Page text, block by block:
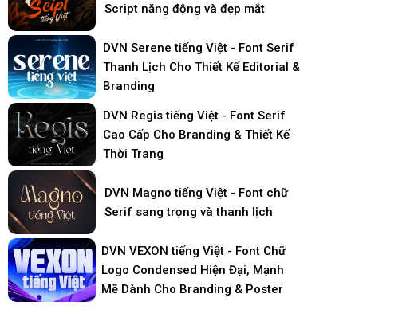
Script năng động và đẹp mắt
DVN Serene tiếng Việt - Font Serif
Thanh Lịch Cho Thiết Kế Editorial &
Branding
DVN Regis tiếng Việt - Font Serif
Cao Cấp Cho Branding & Thiết Kế
Thời Trang
DVN Magno tiếng Việt - Font chữ
Serif sang trọng và thanh lịch
DVN VEXON tiếng Việt - Font Chữ
Logo Condensed Hiện Đại, Mạnh
Mẽ Dành Cho Branding & Poster